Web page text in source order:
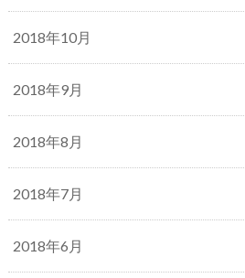
2018年10月
2018年9月
2018年8月
2018年7月
2018年6月